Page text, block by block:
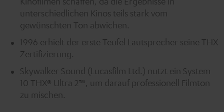
unterschiedlichen Kinos teils stark vom
gewünschten Ton abwichen.
1996 erhielt der erste Teufel Lautsprecher seine THX
Zertifizierung.
Skywalker Sound (Lucasfilm Ltd.) nutzt ein System
10 THX® Ultra 2™, um darauf professionell Filmton
zu mischen.